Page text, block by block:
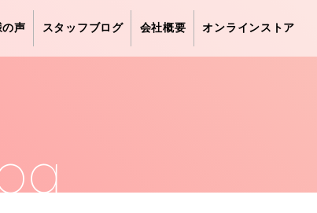
の声 スタッフブログ 会社概要 オンラインストア